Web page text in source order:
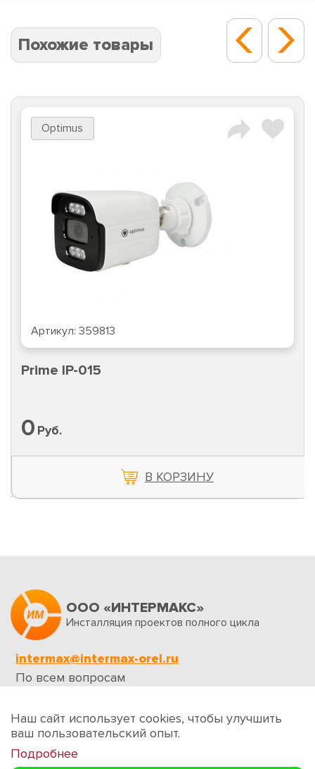
Похожие товары
Optimus
Артикул: 359813
Prime IP-015
0 Руб.
В КОРЗИНУ
ООО «ИНТЕРМАКС»
Инсталляция проектов полного цикла
intermax@intermax-orel.ru
По всем вопросам
Обратная связь
Наш сайт использует cookies, чтобы улучшить
ваш пользовательский опыт.
Подробнее